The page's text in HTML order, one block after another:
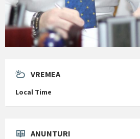
VREMEA
Local Time
ANUNTURI